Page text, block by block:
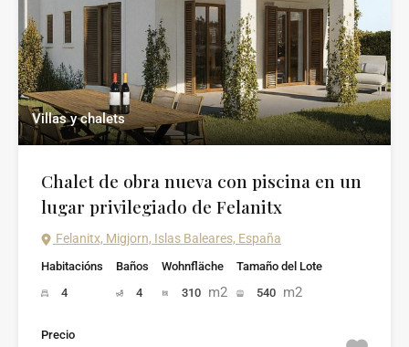
Villas y chalets
Chalet de obra nueva con piscina en un
lugar privilegiado de Felanitx
Felanitx, Migjorn, Islas Baleares, España
Habitacións
4
Baños
4
Wohnfläche
310 m2
Tamaño del Lote
540 m2
Precio